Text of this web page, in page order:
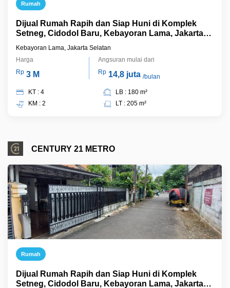
Rumah
Dijual Rumah Rapih dan Siap Huni di Komplek
Setneg, Cidodol Baru, Kebayoran Lama, Jakarta
Kebayoran Lama, Jakarta Selatan
Harga
Rp 3 M
Angsuran mulai dari
Rp 14,8 juta /bulan
KT : 4
KM : 2
LB : 180 m²
LT : 205 m²
CENTURY 21 METRO
Rumah
Dijual Rumah Rapih dan Siap Huni di Komplek
Setneg, Cidodol Baru, Kebayoran Lama, Jakarta